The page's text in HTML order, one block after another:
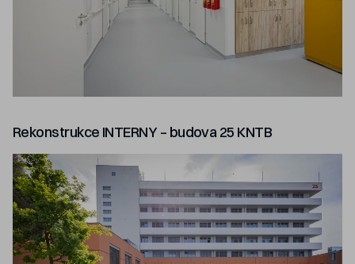
Rekonstrukce INTERNY – budova 25 KNTB